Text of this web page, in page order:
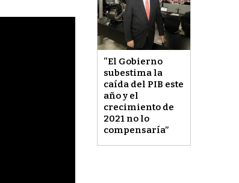
“El Gobierno
subestima la
caída del PIB este
año y el
crecimiento de
2021 no lo
compensaría”